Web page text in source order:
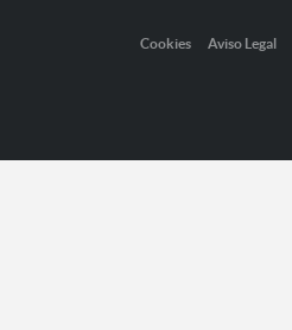
Cookies Aviso Legal